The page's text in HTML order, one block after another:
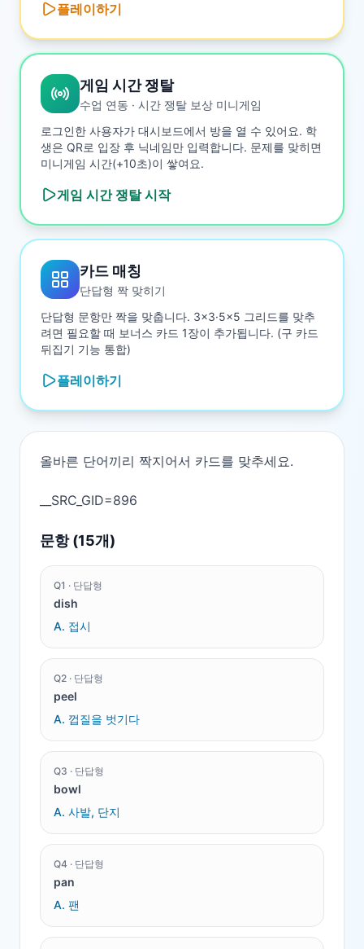
플레이하기
게임 시간 쟁탈
수업 연동 · 시간 쟁탈 보상 미니게임
로그인한 사용자가 대시보드에서 방을 열 수 있어요. 학
생은 QR로 입장 후 닉네임만 입력합니다. 문제를 맞히면
미니게임 시간(+10초)이 쌓여요.
게임 시간 쟁탈시작
카드 매칭
단답형 짝 맞히기
단답형 문항만 짝을 맞춥니다. 3×3·5×5 그리드를 맞추
려면 필요할 때 보너스 카드 1장이 추가됩니다. (구 카드
뒤집기 기능 통합)
플레이하기
올바른 단어끼리 짝지어서 카드를 맞추세요.
문항 (15개)
Q1 · 단답형
dish
A. 접시
Q2 · 단답형
peel
A. 껍질을 벗기다
Q3 · 단답형
bowl
A. 사발, 단지
Q4 · 단답형
pan
A. 팬